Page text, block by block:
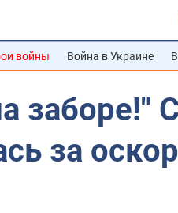
войны Война в Украине
заборе!"
за